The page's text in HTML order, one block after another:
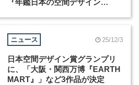
『年鑑日本の空間デザイン
ニュース 25/12/3
日本空間デザイン賞グランプリ
に、「大阪・関西万博『EARTH
MART』」など3作品が決定